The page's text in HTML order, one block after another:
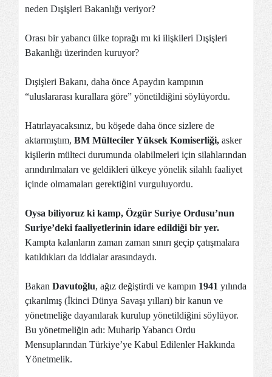
neden Dışişleri Bakanlığı veriyor?
Orası bir yabancı ülke toprağı mı ki ilişkileri Dışişleri
Bakanlığı üzerinden kuruyor?
Dışişleri Bakanı, daha önce Apaydın kampının
“uluslararası kurallara göre” yönetildiğini söylüyordu.
Hatırlayacaksınız, bu köşede daha önce sizlere de
aktarmıştım, BM Mülteciler Yüksek Komiserliği, asker
kişilerin mülteci durumunda olabilmeleri için silahlarından
arındırılmaları ve geldikleri ülkeye yönelik silahlı faaliyet
içinde olmamaları gerektiğini vurguluyordu.
Oysa biliyoruz ki kamp, Özgür Suriye Ordusu’nun
Suriye’deki faaliyetlerinin idare edildiği bir yer.
Kampta kalanların zaman zaman sınırı geçip çatışmalara
katıldıkları da iddialar arasındaydı.
Bakan Davutoğlu, ağız değiştirdi ve kampın 1941 yılında
çıkarılmış (İkinci Dünya Savaşı yılları) bir kanun ve
yönetmeliğe dayanılarak kurulup yönetildiğini söylüyor.
Bu yönetmeliğin adı: Muharip Yabancı Ordu
Mensuplarından Türkiye’ye Kabul Edilenler Hakkında
Yönetmelik.